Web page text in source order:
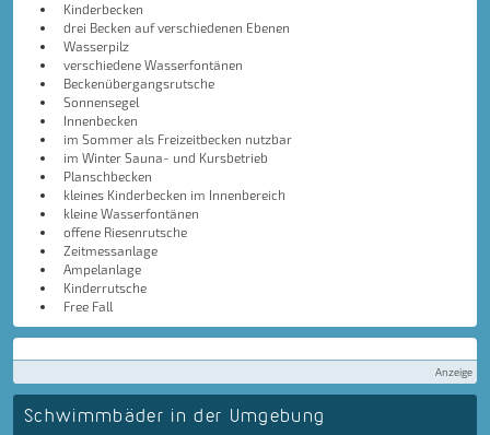
Kinderbecken
drei Becken auf verschiedenen Ebenen
Wasserpilz
verschiedene Wasserfontänen
Beckenübergangsrutsche
Sonnensegel
Innenbecken
im Sommer als Freizeitbecken nutzbar
im Winter Sauna- und Kursbetrieb
Planschbecken
kleines Kinderbecken im Innenbereich
kleine Wasserfontänen
offene Riesenrutsche
Zeitmessanlage
Ampelanlage
Kinderrutsche
Free Fall
Anzeige
Schwimmbäder in der Umgebung